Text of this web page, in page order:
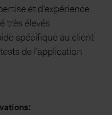
et d’expérience
très élevés
spécifique au client
de l’application
: